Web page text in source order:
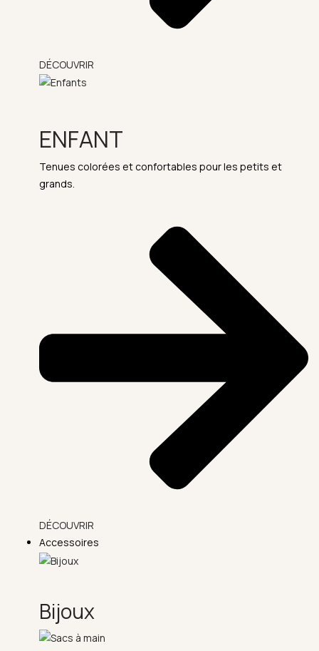
DÉCOUVRIR
ENFANT
Tenues colorées et confortables pour les petits et
grands.
DÉCOUVRIR
Accessoires
Bijoux